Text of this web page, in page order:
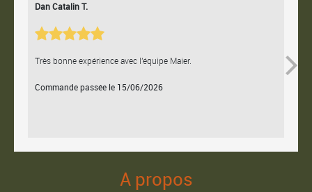
Dan Catalin T.
Très bonne expérience avec l'équipe Maier.
Commande passée le 15/06/2026
A propos